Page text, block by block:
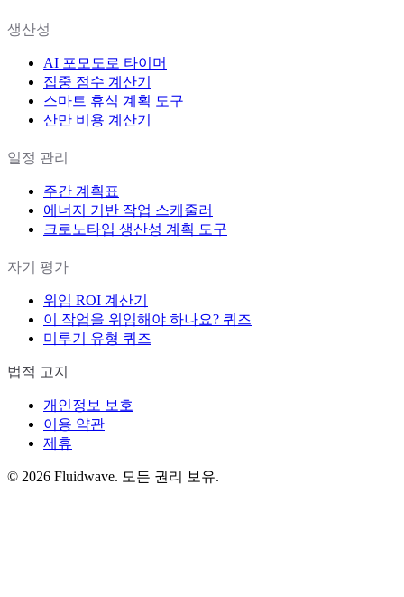
생산성
AI 포모도로 타이머
집중 점수 계산기
스마트 휴식 계획 도구
산만 비용 계산기
일정 관리
주간 계획표
에너지 기반 작업 스케줄러
크로노타입 생산성 계획 도구
자기 평가
위임 ROI 계산기
이 작업을 위임해야 하나요? 퀴즈
미루기 유형 퀴즈
법적 고지
개인정보 보호
이용 약관
제휴
© 2026 Fluidwave. 모든 권리 보유.